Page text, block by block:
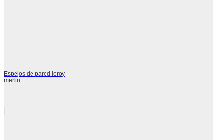
Espejos de pared leroy
merlin